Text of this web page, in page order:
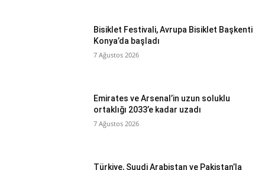
Bisiklet Festivali, Avrupa Bisiklet Başkenti
Konya’da başladı
7 Ağustos 2026
Emirates ve Arsenal’in uzun soluklu
ortaklığı 2033’e kadar uzadı
7 Ağustos 2026
Türkiye, Suudi Arabistan ve Pakistan’la